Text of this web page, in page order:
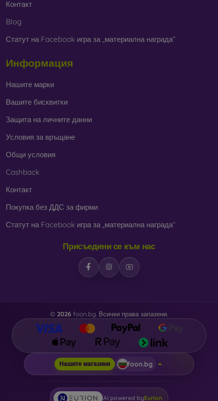
Контакт
Blog
Статут на Facebook игра за „материална награда“
Информация
Нашите марки
Вашите бисквитки
Защита на личните данни
Условия за връщане
Общи условия
Cashback
Контакт
Покупка без ДДС за фирми
Статут на Facebook игра за „материална награда“
Присъедини се към нас
© 2026 foon.bg. Всички права запазени.
Нашите магазини foon.bg
AI powered byEurion